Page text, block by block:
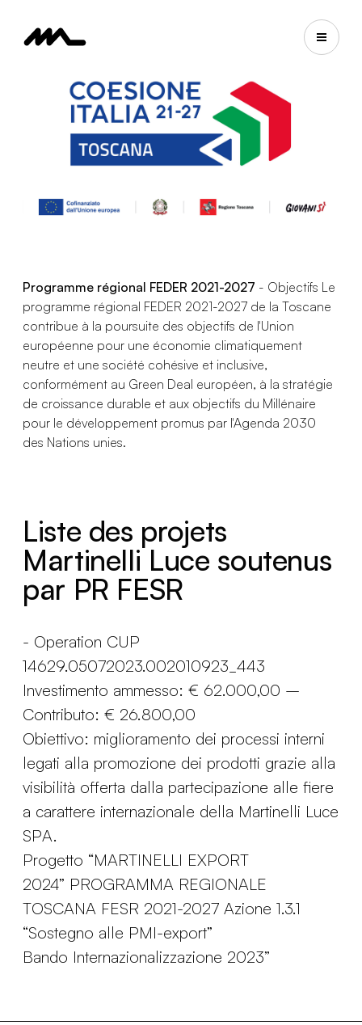
Programme régional FEDER 2021-2027 - Objectifs Le
programme régional FEDER 2021-2027 de la Toscane
contribue à la poursuite des objectifs de l'Union
européenne pour une économie climatiquement
neutre et une société cohésive et inclusive,
conformément au Green Deal européen, à la stratégie
de croissance durable et aux objectifs du Millénaire
pour le développement promus par l'Agenda 2030
des Nations unies.
Liste des projets
Martinelli Luce soutenus
par PR FESR
- Operation CUP
14629.05072023.002010923_443
Investimento ammesso: € 62.000,00 –
Contributo: € 26.800,00
Obiettivo: miglioramento dei processi interni
legati alla promozione dei prodotti grazie alla
visibilità offerta dalla partecipazione alle fiere
a carattere internazionale della Martinelli Luce
SPA.
Progetto “MARTINELLI EXPORT
2024” PROGRAMMA REGIONALE
TOSCANA FESR 2021-2027 Azione 1.3.1
“Sostegno alle PMI-export”
Bando Internazionalizzazione 2023”